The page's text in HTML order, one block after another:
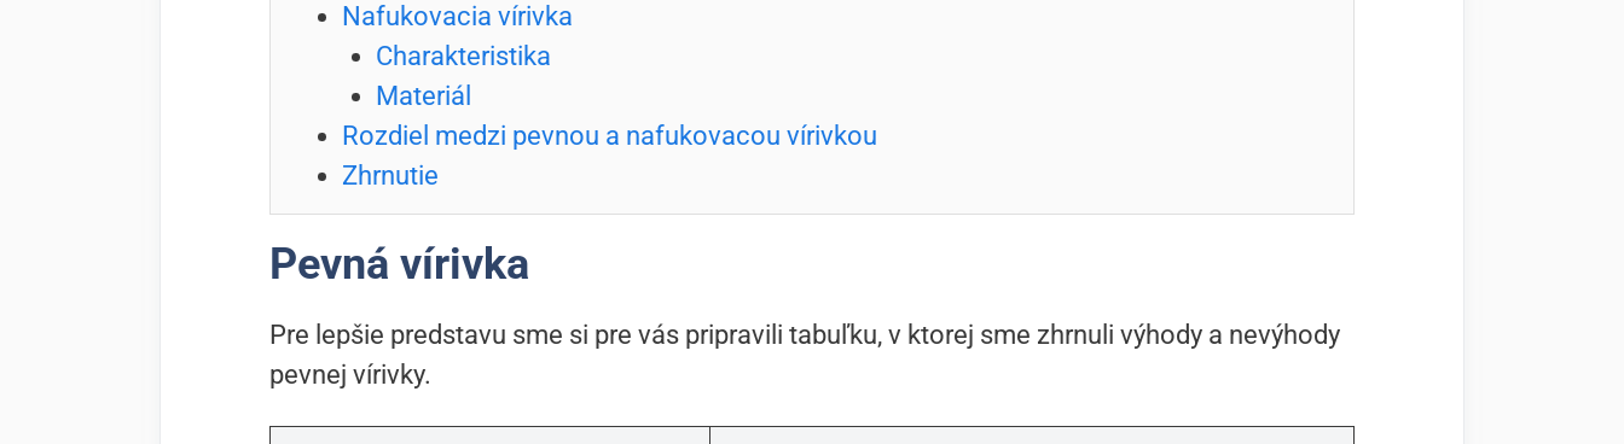
Nafukovacia vírivka
Charakteristika
Materiál
Rozdiel medzi pevnou a nafukovacou vírivkou
Zhrnutie
Pevná vírivka
Pre lepšie predstavu sme si pre vás pripravili tabuľku, v ktorej sme zhrnuli výhody a nevýhody
pevnej vírivky.